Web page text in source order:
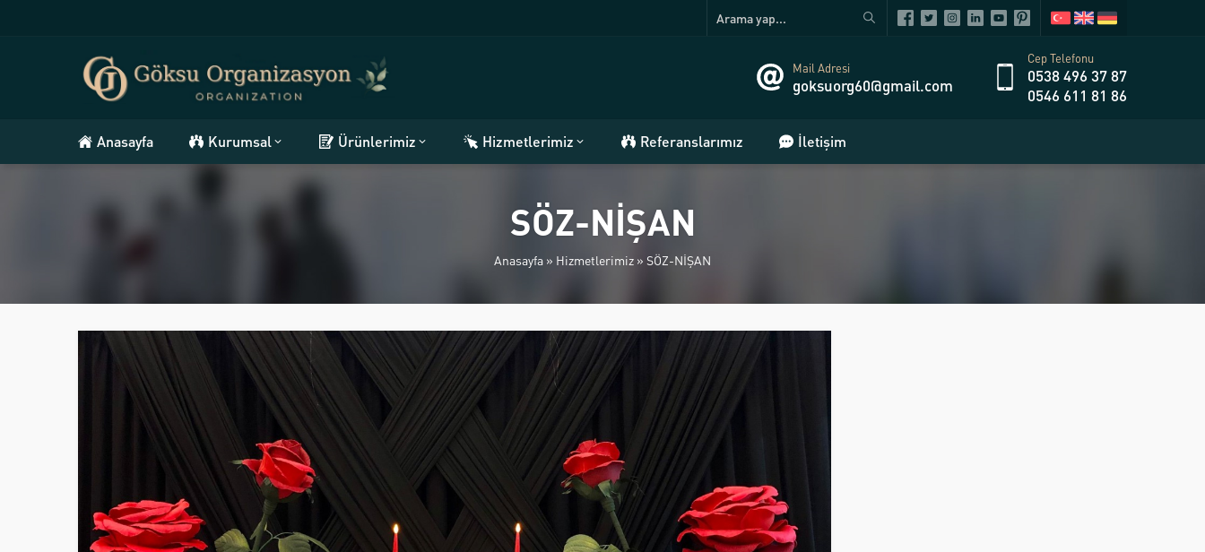
Mail Adresi
goksuorg60@gmail.com
Cep Telefonu
0538 496 37 87
0546 611 81 86
Anasayfa Kurumsal Ürünlerimiz Hizmetlerimiz Referanslarımız İletişim
SÖZ-NİŞAN
Anasayfa » Hizmetlerimiz » SÖZ-NİŞAN